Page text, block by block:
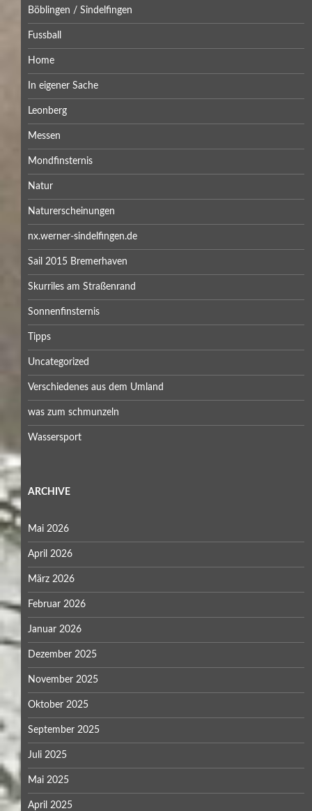
Böblingen / Sindelfingen
Fussball
Home
In eigener Sache
Leonberg
Messen
Mondfinsternis
Natur
Naturerscheinungen
nx.werner-sindelfingen.de
Sail 2015 Bremerhaven
Skurriles am Straßenrand
Sonnenfinsternis
Tipps
Uncategorized
Verschiedenes aus dem Umland
was zum schmunzeln
Wassersport
ARCHIVE
Mai 2026
April 2026
März 2026
Februar 2026
Januar 2026
Dezember 2025
November 2025
Oktober 2025
September 2025
Juli 2025
Mai 2025
April 2025